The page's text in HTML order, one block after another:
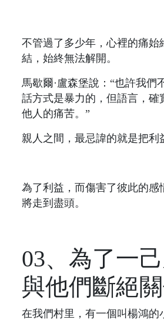
不管過了多少年，心裡的痛始
結，始終無法解開。
馬歇爾·盧森堡說：“也許我們
話方式是暴力的，但語言，確
他人的痛苦。”
親人之間，最忌諱的就是把利
為了利益，而傷害了彼此的感
將走到盡頭。
03、為了一己
與他們斷絕
在我們村里，有一個叫楊鴻的